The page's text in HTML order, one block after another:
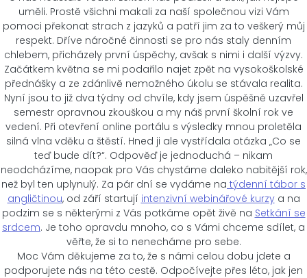
uměli. Prostě všichni makali za naší společnou vizi Vám
pomoci překonat strach z jazyků a patří jim za to veškerý můj
respekt. Dříve náročné činnosti se pro nás staly denním
chlebem, přicházely první úspěchy, avšak s nimi i další výzvy.
Začátkem května se mi podařilo najet zpět na vysokoškolské
přednášky a ze zdánlivě nemožného úkolu se stávala realita.
Nyní jsou to již dva týdny od chvíle, kdy jsem úspěšně uzavřel
semestr opravnou zkouškou a my náš první školní rok ve
vedení. Při otevření online portálu s výsledky mnou proletěla
silná vlna vděku a štěstí. Hned ji ale vystřídala otázka „Co se
teď bude dít?“. Odpověď je jednoduchá – nikam
neodcházíme, naopak pro Vás chystáme daleko nabitější rok,
než byl ten uplynulý. Za pár dní se vydáme na týdenní tábor s
angličtinou, od září startují intenzivní webinářové kurzya na
podzim se s některými z Vás potkáme opět živě na Setkání se
srdcem. Je toho opravdu mnoho, co s Vámi chceme sdílet, a
věřte, že si to nenecháme pro sebe.
Moc Vám děkujeme za to, že s námi celou dobu jdete a
podporujete nás na této cestě. Odpočívejte přes léto, jak jen